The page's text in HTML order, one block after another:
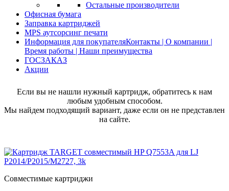
Остальные производители
Офисная бумага
Заправка картриджей
MPS аутсорсинг печати
Информация для покупателяКонтакты | О компании |
Время работы | Наши преимущества
ГОСЗАКАЗ
Акции
Если вы не нашли нужный картридж, обратитесь к нам
любым удобным способом.
Мы найдем подходящий вариант, даже если он не представлен
на сайте.
Совместимые картриджи